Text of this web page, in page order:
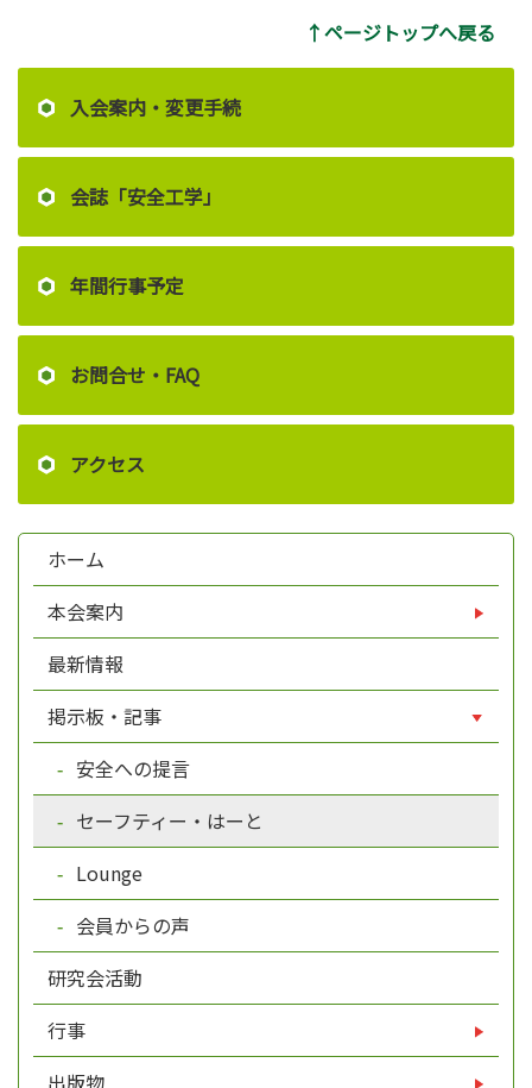
入会案内・変更手続
会誌「安全工学」
年間行事予定
お問合せ・FAQ
アクセス
ホーム
本会案内
最新情報
掲示板・記事
安全への提言
セーフティー・はーと
Lounge
会員からの声
研究会活動
行事
出版物
↑ページトップへ戻る